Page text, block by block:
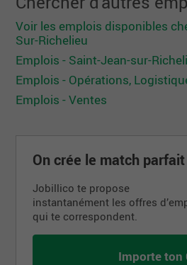
Voir les emplois disponibles
Sur-Richelieu
Emplois - Saint-Jean-sur-
Emplois - Opérations,
Emplois - Ventes
On crée le match parfait
Jobillico te propose
instantanément les offres
qui te correspondent.
Importe ton